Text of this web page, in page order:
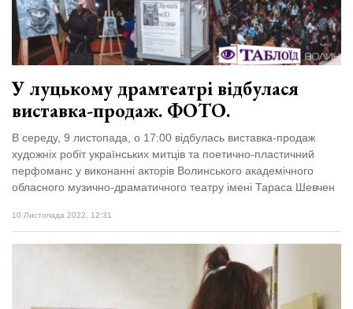
залишив у
Луцьку
три...
27 Липня 2026
677 переглядів
Персона
Лайф
Афіша
ZONE 18+
Контакти
У луцькому драмтеатрі відбулася
виставка-продаж. ФОТО.
В середу, 9 листопада, о 17:00 відбулась виставка-продаж
художніх робіт українських митців та поетично-пластичний
перфоманс у виконанні акторів Волинського академічного
обласного музично-драматичного театру імені Тараса Шевчен
10 Листопада 2022, 12:31